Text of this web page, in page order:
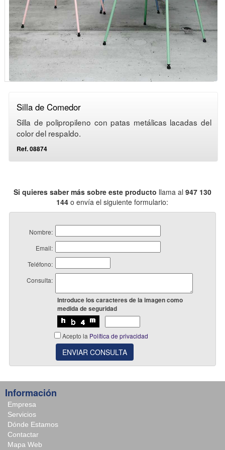
Silla de Comedor
Silla de polipropileno con patas metálicas lacadas del
color del respaldo.
Ref. 08874
Si quieres saber más sobre este producto llama al 947 130
144o envía el siguiente formulario:
Nombre:
Email:
Teléfono:
Consulta:
Introduce los caracteres de la imagen como
medida de seguridad
Acepto la Política de privacidad
ENVIAR CONSULTA
Información
Empresa
Servicios
Dónde Estamos
Contactar
Mapa Web